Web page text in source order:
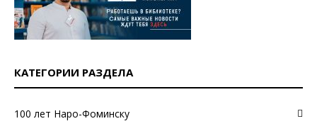
КАТЕГОРИИ РАЗДЕЛА
100 лет Наро-Фоминску